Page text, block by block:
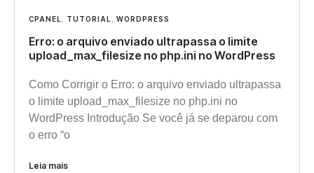
CPANEL, TUTORIAL, WORDPRESS
Erro: o arquivo enviado ultrapassa o limite
upload_max_filesize no php.ini no WordPress
Como Corrigir o Erro: o arquivo enviado ultrapassa
o limite upload_max_filesize no php.ini no
WordPress Introdução Se você já se deparou com
o erro “o
Leia mais